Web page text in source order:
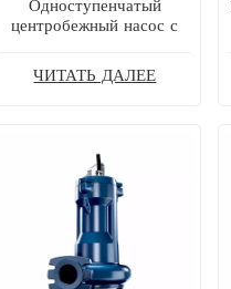
Одноступенчатый
центробежный насос с
удлиненной муфтой KSB
ETN
ЧИТАТЬ ДАЛЕЕ